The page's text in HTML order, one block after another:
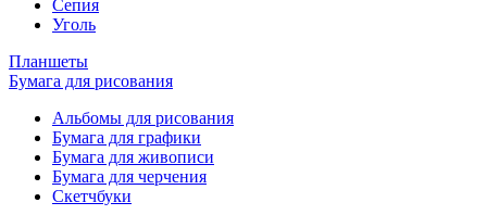
Сепия
Уголь
Планшеты
Бумага для рисования
Альбомы для рисования
Бумага для графики
Бумага для живописи
Бумага для черчения
Скетчбуки